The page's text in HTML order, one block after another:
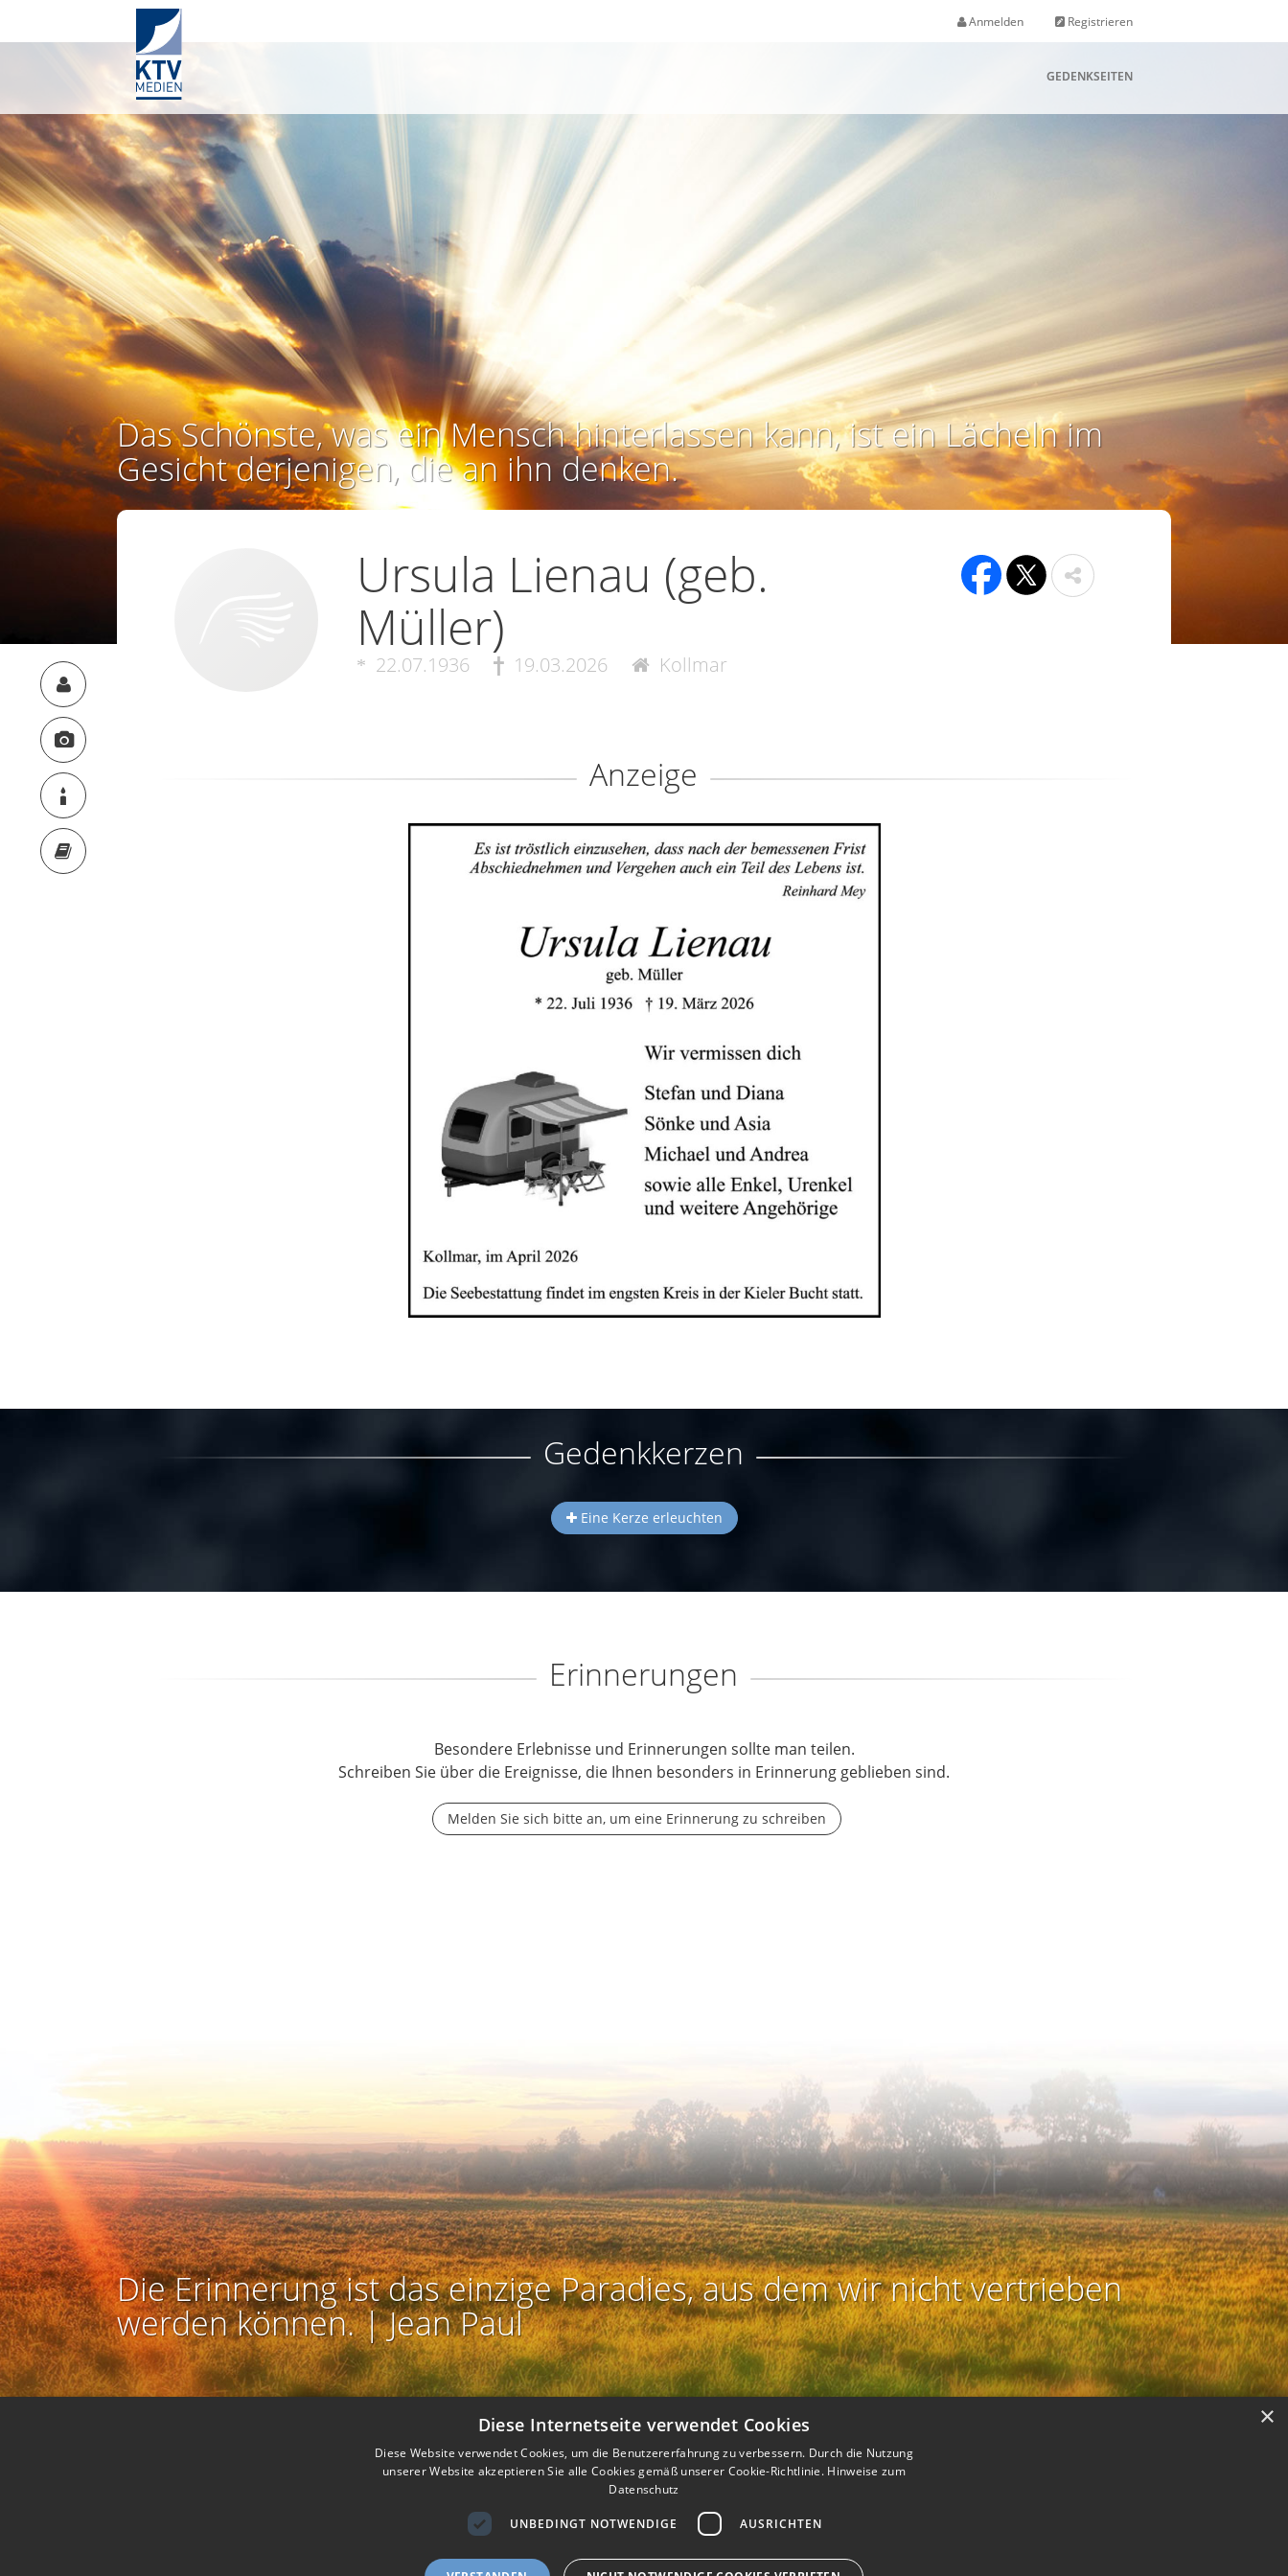
Anmelden Registrieren
GEDENKSEITEN
Das Schönste, was ein Mensch hinterlassen kann, ist ein Lächeln im
Gesicht derjenigen, die an ihn denken.
Ursula Lienau (geb.
Müller)
22.07.1936 19.03.2026 Kollmar
Anzeige
Gedenkkerzen
Eine Kerze erleuchten
Erinnerungen
Besondere Erlebnisse und Erinnerungen sollte man teilen.
Schreiben Sie über die Ereignisse, die Ihnen besonders in Erinnerung geblieben sind.
Melden Sie sich bitte an, um eine Erinnerung zu schreiben
Die Erinnerung ist das einzige Paradies, aus dem wir nicht vertrieben
werden können. | Jean Paul
Rechtliches: Impressum - Nutzungsbedingungen Datenschutz
Barrierefreiheit - Barriere melden -
IAccessibility-Modus aktivieren -
IKontrastmodus aktivieren
×
Diese Internetseite verwendet Cookies
Diese Website verwendet Cookies, um die Benutzererfahrung zu verbessern. Durch die Nutzung
unserer Website akzeptieren Sie alle Cookies gemäß unserer Cookie-Richtlinie. Hinweise zum
Datenschutz
UNBEDINGT NOTWENDIGE AUSRICHTEN